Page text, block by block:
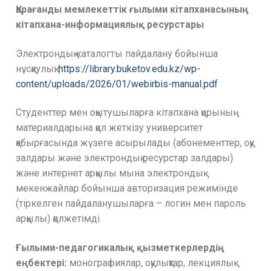
Қарағанды мемлекеттік ғылыми кітапханасының
кітапхана-информациялық ресурстары
Электрондық каталогты пайдалану бойынша
нұсқаулық:https://library.buketov.edu.kz/wp-
content/uploads/2026/01/webirbis-manual.pdf
Студенттер мен оқытушыларға кітапхана қорының
материалдарына қол жеткізу университет
қабырғасында жүзеге асырылады (абонементтер, оқу
залдары және электрондық ресурстар залдары)
және интернет арқылы мына электрондық
мекенжайлар бойынша авторизация режимінде
(тіркелген пайдаланушыларға – логин мен пароль
арқылы) қолжетімді.
Ғылыми-педагогикалық қызметкерлердің
еңбектері: монографиялар, оқулықтар, лекциялық